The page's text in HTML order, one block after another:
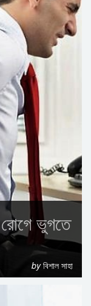
রোগে ভুগতে
byবিশাল সাহা